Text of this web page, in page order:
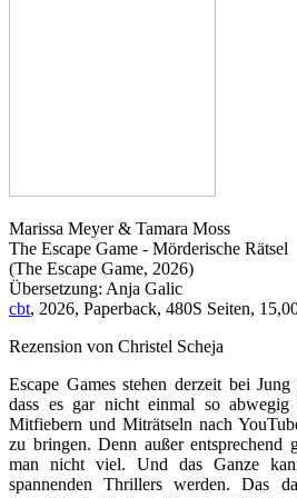
Marissa Meyer & Tamara Moss
The Escape Game - Mörderische Rätsel
(The Escape Game, 2026)
Übersetzung: Anja Galic
cbt, 2026, Paperback, 480S Seiten,
Rezension von Christel Scheja
Escape Games stehen derzeit bei
dass es gar nicht einmal so
Mitfiebern und Miträtseln nach
zu bringen. Denn außer entsprechend
man nicht viel. Und das Ganze
spannenden Thrillers werden. Das